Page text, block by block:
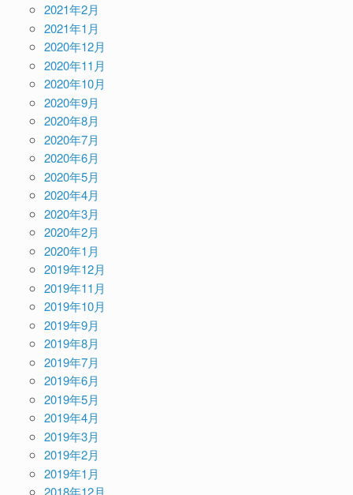
2021年2月
2021年1月
2020年12月
2020年11月
2020年10月
2020年9月
2020年8月
2020年7月
2020年6月
2020年5月
2020年4月
2020年3月
2020年2月
2020年1月
2019年12月
2019年11月
2019年10月
2019年9月
2019年8月
2019年7月
2019年6月
2019年5月
2019年4月
2019年3月
2019年2月
2019年1月
2018年12月